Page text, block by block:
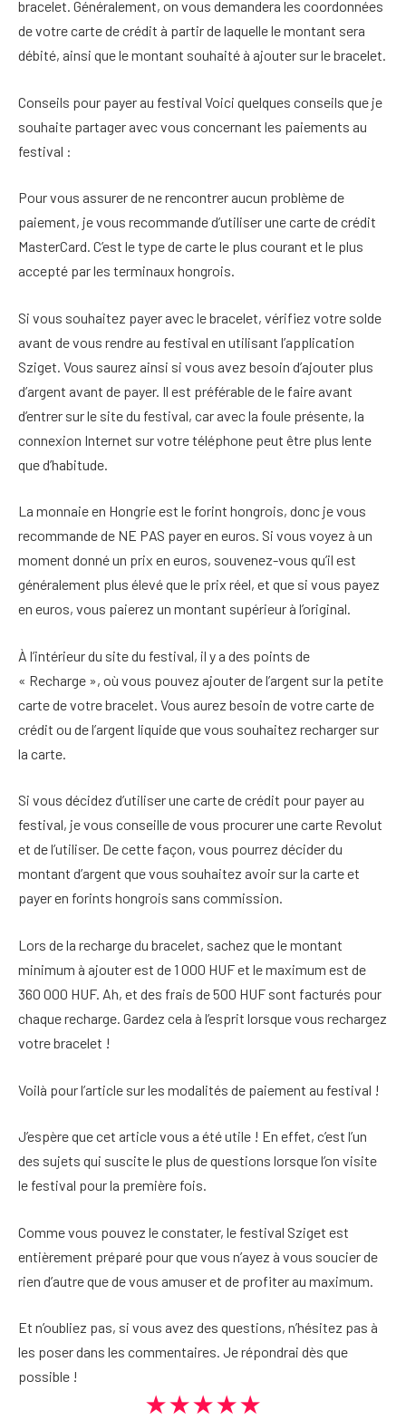
bracelet. Généralement, on vous demandera les coordonnées
de votre carte de crédit à partir de laquelle le montant sera
débité, ainsi que le montant souhaité à ajouter sur le bracelet.
Conseils pour payer au festival Voici quelques conseils que je
souhaite partager avec vous concernant les paiements au
festival :
Pour vous assurer de ne rencontrer aucun problème de
paiement, je vous recommande d’utiliser une carte de crédit
MasterCard. C’est le type de carte le plus courant et le plus
accepté par les terminaux hongrois.
Si vous souhaitez payer avec le bracelet, vérifiez votre solde
avant de vous rendre au festival en utilisant l’application
Sziget. Vous saurez ainsi si vous avez besoin d’ajouter plus
d’argent avant de payer. Il est préférable de le faire avant
d’entrer sur le site du festival, car avec la foule présente, la
connexion Internet sur votre téléphone peut être plus lente
que d’habitude.
La monnaie en Hongrie est le forint hongrois, donc je vous
recommande de NE PAS payer en euros. Si vous voyez à un
moment donné un prix en euros, souvenez-vous qu’il est
généralement plus élevé que le prix réel, et que si vous payez
en euros, vous paierez un montant supérieur à l’original.
À l’intérieur du site du festival, il y a des points de
« Recharge », où vous pouvez ajouter de l’argent sur la petite
carte de votre bracelet. Vous aurez besoin de votre carte de
crédit ou de l’argent liquide que vous souhaitez recharger sur
la carte.
Si vous décidez d’utiliser une carte de crédit pour payer au
festival, je vous conseille de vous procurer une carte Revolut
et de l’utiliser. De cette façon, vous pourrez décider du
montant d’argent que vous souhaitez avoir sur la carte et
payer en forints hongrois sans commission.
Lors de la recharge du bracelet, sachez que le montant
minimum à ajouter est de 1 000 HUF et le maximum est de
360 000 HUF. Ah, et des frais de 500 HUF sont facturés pour
chaque recharge. Gardez cela à l’esprit lorsque vous rechargez
votre bracelet !
Voilà pour l’article sur les modalités de paiement au festival !
J’espère que cet article vous a été utile ! En effet, c’est l’un
des sujets qui suscite le plus de questions lorsque l’on visite
le festival pour la première fois.
Comme vous pouvez le constater, le festival Sziget est
entièrement préparé pour que vous n’ayez à vous soucier de
rien d’autre que de vous amuser et de profiter au maximum.
Et n’oubliez pas, si vous avez des questions, n’hésitez pas à
les poser dans les commentaires. Je répondrai dès que
possible !
★★★★★